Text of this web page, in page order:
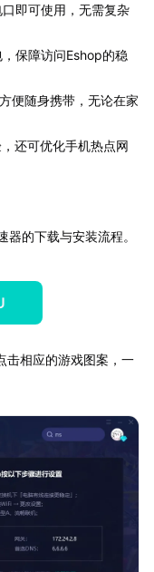
即可使用，无需复杂
保障访问Eshop的稳
便随身携带，无论在家
还可优化手机热点网
的下载与安装流程。
击相应的游戏图案，一